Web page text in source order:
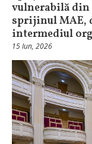
vulnerabilă din
sprijinul MAE,
intermediul
15 Iun, 2026